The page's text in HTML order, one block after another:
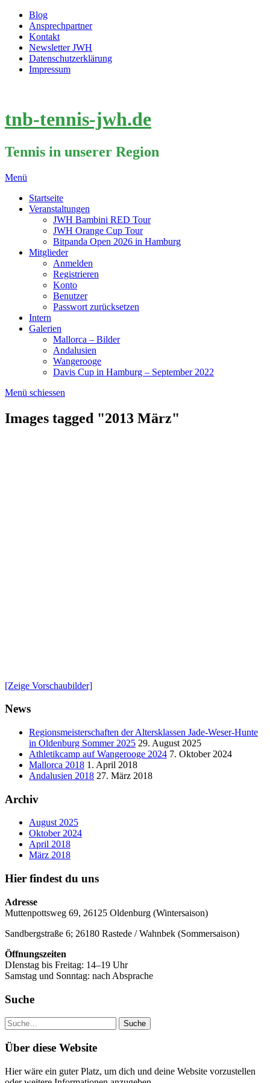
Blog
Ansprechpartner
Kontakt
Newsletter JWH
Datenschutzerklärung
Impressum
tnb-tennis-jwh.de
Tennis in unserer Region
Menü
Startseite
Veranstaltungen
JWH Bambini RED Tour
JWH Orange Cup Tour
Bitpanda Open 2026 in Hamburg
Mitglieder
Anmelden
Registrieren
Konto
Benutzer
Passwort zurücksetzen
Intern
Galerien
Mallorca – Bilder
Andalusien
Wangerooge
Davis Cup in Hamburg – September 2022
Menü schiessen
Images tagged "2013 März"
[Zeige Vorschaubilder]
News
Regionsmeisterschaften der Altersklassen Jade-Weser-Hunte
in Oldenburg Sommer 2025 29. August 2025
Athletikcamp auf Wangerooge 2024 7. Oktober 2024
Mallorca 2018 1. April 2018
Andalusien 2018 27. März 2018
Archiv
August 2025
Oktober 2024
April 2018
März 2018
Hier findest du uns
Adresse
Muttenpottsweg 69, 26125 Oldenburg (Wintersaison)
Sandbergstraße 6; 26180 Rastede / Wahnbek (Sommersaison)
Öffnungszeiten
DIenstag bis Freitag: 14–19 Uhr
Samstag und Sonntag: nach Absprache
Suche
Suche
Über diese Website
Hier wäre ein guter Platz, um dich und deine Website vorzustellen